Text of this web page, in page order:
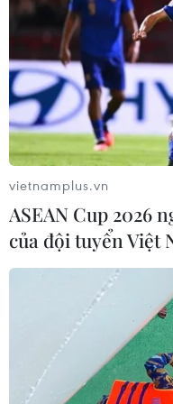
inch mới với
05/12/2019 14:20
Mẫu máy tính xách tay
xử lý Intel Ice Lake thế
tốt gấp đôi so với
vietnamplus.vn
ASEAN Cup 2026
của đội tuyển Việt